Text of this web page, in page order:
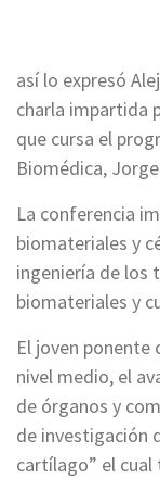
así lo expresó
charla impartida
que cursa el
Biomédica,
La conferencia
biomateriales y
ingeniería de los
biomateriales y
El joven
nivel medio, el
de órganos y
de investigación
cartílago” el